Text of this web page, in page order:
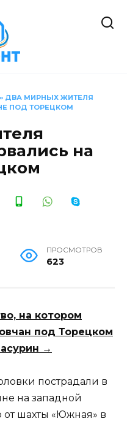
» ДВА МИРНЫХ ЖИТЕЛЯ
ПОД ТОРЕЦКОМ
на
ПРОСМОТРОВ
623
на котором
под Торецком
→
пострадали в
на западной
шахты «Южная» в